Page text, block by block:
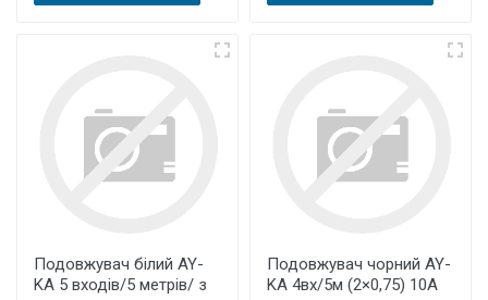
Подовжувач білий AY-
KA 5 входів/5 метрів/ з
Подовжувач чорний AY-
KA 4вх/5м (2×0,75) 10А